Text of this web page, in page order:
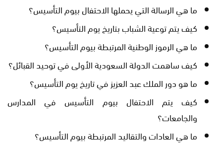
ما هي الرسالة التي يحملها الاحتفال بيوم التأسيس؟
كيف يتم توعية الشباب بتاريخ يوم التأسيس؟
ما هي الرموز الوطنية المرتبطة بيوم التأسيس؟
كيف ساهمت الدولة السعودية الأولى في توحيد القبائل؟
ما هو دور الملك عبد العزيز في تاريخ يوم التأسيس؟
كيف يتم الاحتفال بيوم التأسيس في المدارس
والجامعات؟
ما هي العادات والتقاليد المرتبطة بيوم التأسيس؟